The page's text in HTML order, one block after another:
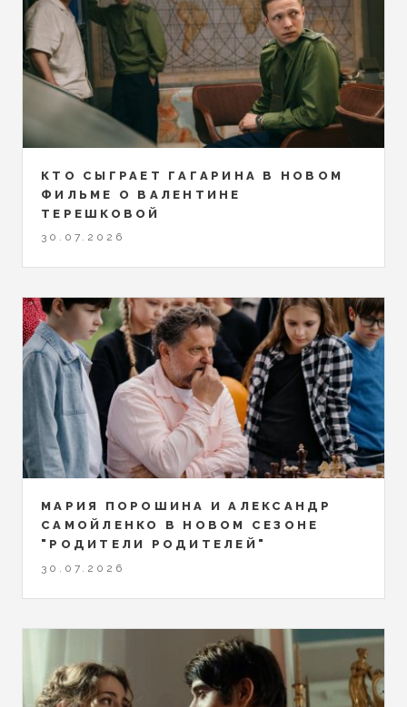
КТО СЫГРАЕТ ГАГАРИНА В НОВОМ
ФИЛЬМЕ О ВАЛЕНТИНЕ
ТЕРЕШКОВОЙ
30.07.2026
МАРИЯ ПОРОШИНА И АЛЕКСАНДР
САМОЙЛЕНКО В НОВОМ СЕЗОНЕ
"РОДИТЕЛИ РОДИТЕЛЕЙ"
30.07.2026